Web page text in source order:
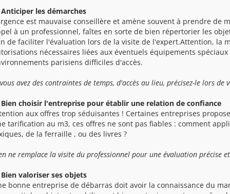
les démarches
est mauvaise conseillère et amène souvent à prendre de
à un professionnel, faîtes en sorte de bien répertorier les
de faciliter l'évaluation lors de la visite de l'expert.Attention, la
nécessaires liées aux éventuels équipements
parisiens difficiles d'accès.
avez des contraintes de temps, d'accès au lieu, précisez-le lors
Bien choisir l'entreprise pour établir une relation de confiance
aux offres trop séduisantes ! Certaines entreprises
tarification au m3, ces offres ne sont pas fiables : comment
de la ferraille , ou des livres ?
ne remplace la visite du professionnel pour une évaluation précise
valoriser ses objets
bonne entreprise de débarras doit avoir la connaissance du